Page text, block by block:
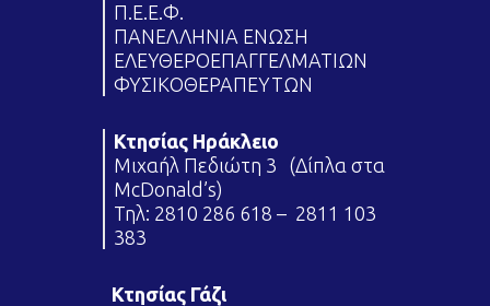
Π.Ε.Ε.Φ.
ΠΑΝΕΛΛΗΝΙΑ ΕΝΩΣΗ
ΕΛΕΥΘΕΡΟΕΠΑΓΓΕΛΜΑΤΙΩΝ
ΦΥΣΙΚΟΘΕΡΑΠΕΥΤΩΝ
Κτησίας Ηράκλειο
Μιχαήλ Πεδιώτη 3 (Δίπλα στα
McDonald’s)
Τηλ: 2810 286 618 – 2811 103
383
Κτησίας Γάζι